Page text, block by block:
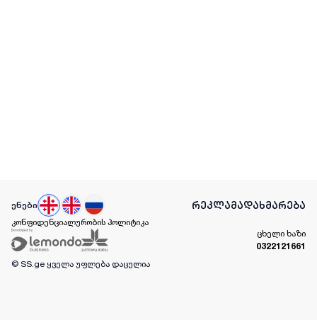
ენები რეკლამადახმარება
კონფიდენციალურობის პოლიტიკა
ცხელი ხაზი
0322121661
© SS.ge ყველა უფლება დაცულია